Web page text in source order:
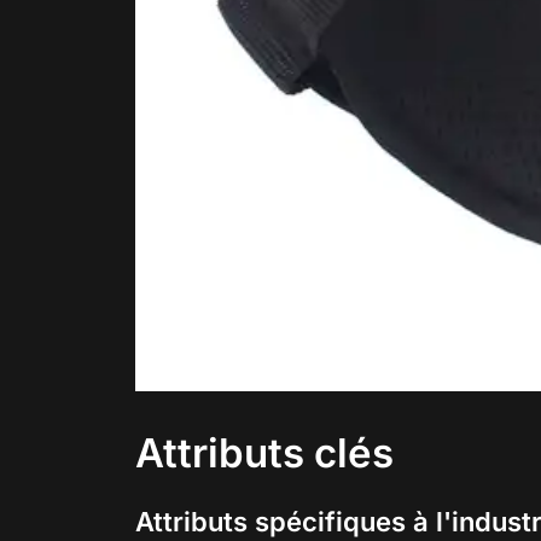
Attributs clés
Attributs spécifiques à